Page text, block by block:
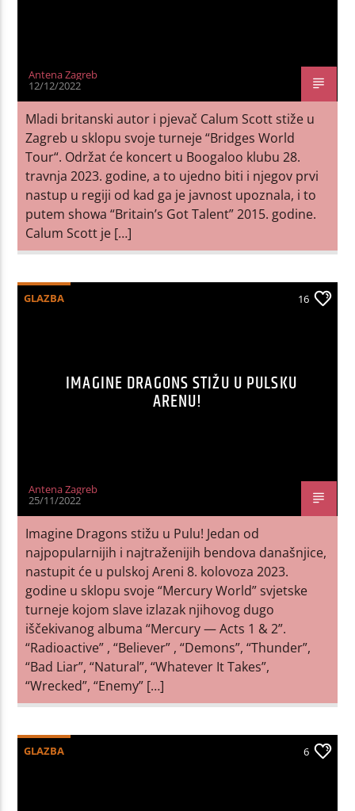
Antena Zagreb
12/12/2022
Mladi britanski autor i pjevač Calum Scott stiže u
Zagreb u sklopu svoje turneje “Bridges World
Tour“. Održat će koncert u Boogaloo klubu 28.
travnja 2023. godine, a to ujedno biti i njegov prvi
nastup u regiji od kad ga je javnost upoznala, i to
putem showa “Britain’s Got Talent” 2015. godine.
Calum Scott je […]
GLAZBA 16
IMAGINE DRAGONS STIŽU U PULSKU
ARENU!
Antena Zagreb
25/11/2022
Imagine Dragons stižu u Pulu! Jedan od
najpopularnijih i najtraženijih bendova današnjice,
nastupit će u pulskoj Areni 8. kolovoza 2023.
godine u sklopu svoje “Mercury World” svjetske
turneje kojom slave izlazak njihovog dugo
iščekivanog albuma “Mercury — Acts 1 & 2”.
“Radioactive” , “Believer” , “Demons”, “Thunder”,
“Bad Liar”, “Natural”, “Whatever It Takes”,
“Wrecked”, “Enemy” […]
GLAZBA 6